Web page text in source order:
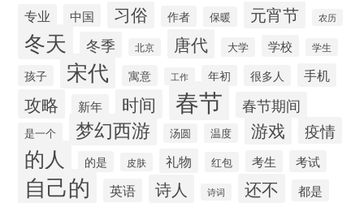
专业 中国 习俗 作者 保暖 元宵节 农历
冬天 冬季 北京 唐代 大学 学校 学生
孩子 宋代 寓意 工作 年初 很多人 手机
攻略 新年 时间 春节 春节期间
是一个 梦幻西游 汤圆 温度 游戏 疫情
的人 的是 皮肤 礼物 红包 考生 考试
自己的 英语 诗人 诗词 还不 都是